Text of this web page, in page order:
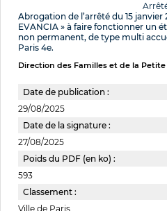
Abrogation de l’arrêté du 15 janvier
EVANCIA » à faire fonctionner un
non permanent, de type multi
Paris 4e.
Direction des Familles et de la Petite
Date de publication :
29/08/2025
Date de la signature :
27/08/2025
Poids du PDF (en ko) :
593
Classement :
Ville de Paris